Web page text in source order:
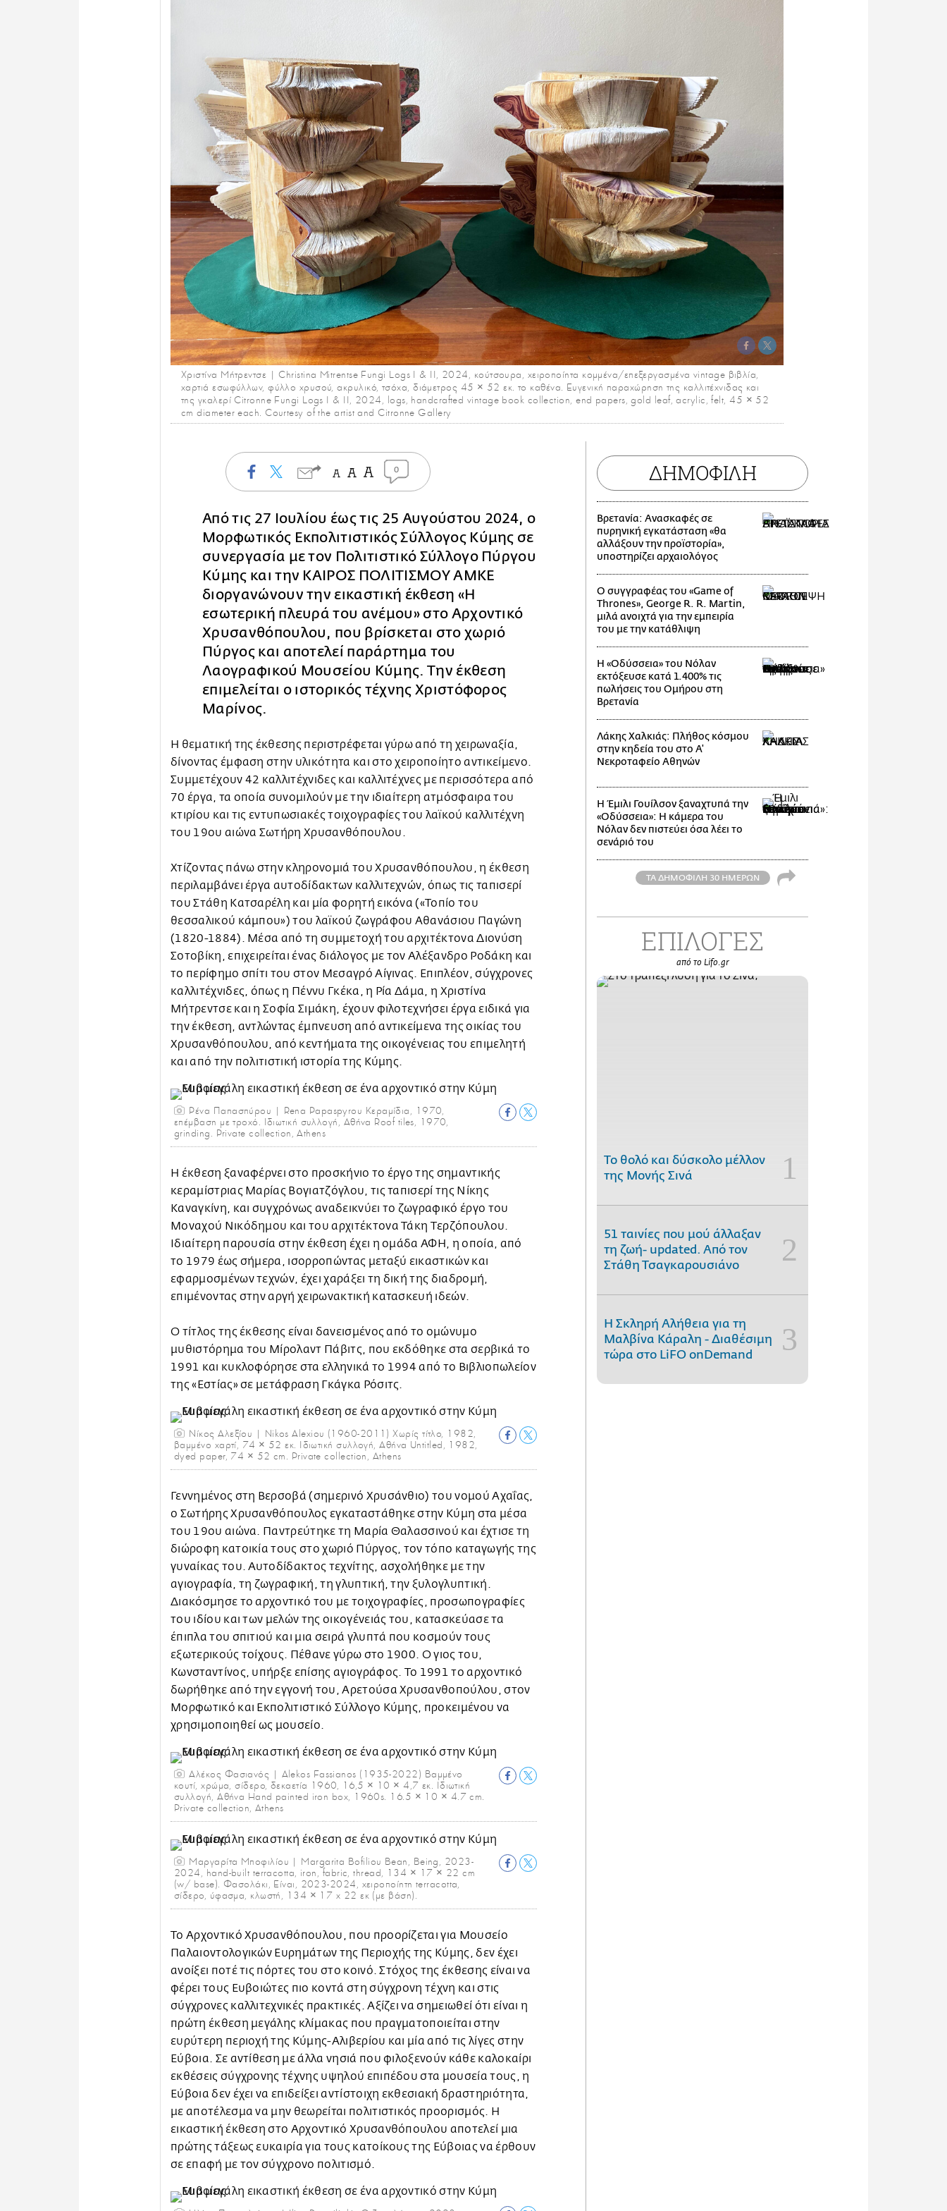
Χριστίνα Μήτρεντσε | Christina Mitrentse Fungi Logs I & II, 2024, κούτσουρα, χειροποίητα κομμένα/επεξεργασμένα vintage βιβλία,
χαρτιά εσωφύλλων, φύλλο χρυσού, ακρυλικό, τσόχα, διάμετρος 45 × 52 εκ. το καθένα. Ευγενική παραχώρηση της καλλιτέχνιδας και
της γκαλερί Citronne Fungi Logs I & II, 2024, logs, handcrafted vintage book collection, end papers, gold leaf, acrylic, felt, 45 × 52
cm diameter each. Courtesy of the artist and Citronne Gallery
0
Από τις 27 Ιουλίου έως τις 25 Αυγούστου 2024, ο
Μορφωτικός Εκπολιτιστικός Σύλλογος Κύμης σε
συνεργασία με τον Πολιτιστικό Σύλλογο Πύργου
Κύμης και την ΚΑΙΡΟΣ ΠΟΛΙΤΙΣΜΟΥ ΑΜΚΕ
διοργανώνουν την εικαστική έκθεση «Η
εσωτερική πλευρά του ανέμου» στο Αρχοντικό
Χρυσανθόπουλου, που βρίσκεται στο χωριό
Πύργος και αποτελεί παράρτημα του
Λαογραφικού Μουσείου Κύμης. Την έκθεση
επιμελείται ο ιστορικός τέχνης Χριστόφορος
Μαρίνος.
Η θεματική της έκθεσης περιστρέφεται γύρω από τη χειρωναξία,
δίνοντας έμφαση στην υλικότητα και στο χειροποίητο αντικείμενο.
Συμμετέχουν 42 καλλιτέχνιδες και καλλιτέχνες με περισσότερα από
70 έργα, τα οποία συνομιλούν με την ιδιαίτερη ατμόσφαιρα του
κτιρίου και τις εντυπωσιακές τοιχογραφίες του λαϊκού καλλιτέχνη
του 19ου αιώνα Σωτήρη Χρυσανθόπουλου.
Χτίζοντας πάνω στην κληρονομιά του Χρυσανθόπουλου, η έκθεση
περιλαμβάνει έργα αυτοδίδακτων καλλιτεχνών, όπως τις ταπισερί
του Στάθη Κατσαρέλη και μία φορητή εικόνα («Τοπίο του
θεσσαλικού κάμπου») του λαϊκού ζωγράφου Αθανάσιου Παγώνη
(1820-1884). Μέσα από τη συμμετοχή του αρχιτέκτονα Διονύση
Σοτοβίκη, επιχειρείται ένας διάλογος με τον Αλέξανδρο Ροδάκη και
το περίφημο σπίτι του στον Μεσαγρό Αίγινας. Επιπλέον, σύγχρονες
καλλιτέχνιδες, όπως η Πέννυ Γκέκα, η Ρία Δάμα, η Χριστίνα
Μήτρεντσε και η Σοφία Σιμάκη, έχουν φιλοτεχνήσει έργα ειδικά για
την έκθεση, αντλώντας έμπνευση από αντικείμενα της οικίας του
Χρυσανθόπουλου, από κεντήματα της οικογένειας του επιμελητή
και από την πολιτιστική ιστορία της Κύμης.
Ρένα Παπασπύρου | Rena Papaspyrou Κεραμίδια, 1970,
επέμβαση με τροχό. Ιδιωτική συλλογή, Αθήνα Roof tiles, 1970,
grinding. Private collection, Athens
Η έκθεση ξαναφέρνει στο προσκήνιο το έργο της σημαντικής
κεραμίστριας Μαρίας Βογιατζόγλου, τις ταπισερί της Νίκης
Καναγκίνη, και συγχρόνως αναδεικνύει το ζωγραφικό έργο του
Μοναχού Νικόδημου και του αρχιτέκτονα Τάκη Τερζόπουλου.
Ιδιαίτερη παρουσία στην έκθεση έχει η ομάδα ΑΦΗ, η οποία, από
το 1979 έως σήμερα, ισορροπώντας μεταξύ εικαστικών και
εφαρμοσμένων τεχνών, έχει χαράξει τη δική της διαδρομή,
επιμένοντας στην αργή χειρωνακτική κατασκευή ιδεών.
Ο τίτλος της έκθεσης είναι δανεισμένος από το ομώνυμο
μυθιστόρημα του Μίρολαντ Πάβιτς, που εκδόθηκε στα σερβικά το
1991 και κυκλοφόρησε στα ελληνικά το 1994 από το Βιβλιοπωλείον
της «Εστίας» σε μετάφραση Γκάγκα Ρόσιτς.
Νίκος Αλεξίου | Nikos Alexiou (1960-2011) Χωρίς τίτλο, 1982,
βαμμένο χαρτί, 74 × 52 εκ. Ιδιωτική συλλογή, Αθήνα Untitled, 1982,
dyed paper, 74 × 52 cm. Private collection, Athens
Γεννημένος στη Βερσοβά (σημερινό Χρυσάνθιο) του νομού Αχαΐας,
ο Σωτήρης Χρυσανθόπουλος εγκαταστάθηκε στην Κύμη στα μέσα
του 19ου αιώνα. Παντρεύτηκε τη Μαρία Θαλασσινού και έχτισε τη
διώροφη κατοικία τους στο χωριό Πύργος, τον τόπο καταγωγής της
γυναίκας του. Αυτοδίδακτος τεχνίτης, ασχολήθηκε με την
αγιογραφία, τη ζωγραφική, τη γλυπτική, την ξυλογλυπτική.
Διακόσμησε το αρχοντικό του με τοιχογραφίες, προσωπογραφίες
του ιδίου και των μελών της οικογένειάς του, κατασκεύασε τα
έπιπλα του σπιτιού και μια σειρά γλυπτά που κοσμούν τους
εξωτερικούς τοίχους. Πέθανε γύρω στο 1900. Ο γιος του,
Κωνσταντίνος, υπήρξε επίσης αγιογράφος. Το 1991 το αρχοντικό
δωρήθηκε από την εγγονή του, Αρετούσα Χρυσανθοπούλου, στον
Μορφωτικό και Εκπολιτιστικό Σύλλογο Κύμης, προκειμένου να
χρησιμοποιηθεί ως μουσείο.
Αλέκος Φασιανός | Alekos Fassianos (1935-2022) Βαμμένο
κουτί, χρώμα, σίδερο, δεκαετία 1960, 16,5 × 10 × 4,7 εκ. Ιδιωτική
συλλογή, Αθήνα Hand painted iron box, 1960s. 16.5 × 10 × 4.7 cm.
Private collection, Athens
Μαργαρίτα Μποφιλίου | Margarita Bofiliou Bean, Βeing, 2023-
2024, hand-built terracotta, iron, fabric, thread, 134 × 17 × 22 cm
(w/ base). Φασολάκι, Eίναι, 2023-2024, χειροποίητη terracotta,
σίδερο, ύφασμα, κλωστή, 134 × 17 x 22 εκ (με βάση).
Το Αρχοντικό Χρυσανθόπουλου, που προορίζεται για Μουσείο
Παλαιοντολογικών Ευρημάτων της Περιοχής της Κύμης, δεν έχει
ανοίξει ποτέ τις πόρτες του στο κοινό. Στόχος της έκθεσης είναι να
φέρει τους Ευβοιώτες πιο κοντά στη σύγχρονη τέχνη και στις
σύγχρονες καλλιτεχνικές πρακτικές. Αξίζει να σημειωθεί ότι είναι η
πρώτη έκθεση μεγάλης κλίμακας που πραγματοποιείται στην
ευρύτερη περιοχή της Κύμης-Αλιβερίου και μία από τις λίγες στην
Εύβοια. Σε αντίθεση με άλλα νησιά που φιλοξενούν κάθε καλοκαίρι
εκθέσεις σύγχρονης τέχνης υψηλού επιπέδου στα μουσεία τους, η
Εύβοια δεν έχει να επιδείξει αντίστοιχη εκθεσιακή δραστηριότητα,
με αποτέλεσμα να μην θεωρείται πολιτιστικός προορισμός. Η
εικαστική έκθεση στο Αρχοντικό Χρυσανθόπουλου αποτελεί μια
πρώτης τάξεως ευκαιρία για τους κατοίκους της Εύβοιας να έρθουν
σε επαφή με τον σύγχρονο πολιτισμό.
ΔΗΜΟΦΙΛΗ
Βρετανία: Ανασκαφές σε
πυρηνική εγκατάσταση «θα
αλλάξουν την προϊστορία»,
υποστηρίζει αρχαιολόγος
Ο συγγραφέας του «Game of
Thrones», George R. R. Martin,
μιλά ανοιχτά για την εμπειρία
του με την κατάθλιψη
Η «Οδύσσεια» του Νόλαν
εκτόξευσε κατά 1.400% τις
πωλήσεις του Ομήρου στη
Βρετανία
Λάκης Χαλκιάς: Πλήθος κόσμου
στην κηδεία του στο Α'
Νεκροταφείο Αθηνών
Η Έμιλι Γουίλσον ξαναχτυπά την
«Οδύσσεια»: Η κάμερα του
Νόλαν δεν πιστεύει όσα λέει το
σενάριό του
ΤΑ ΔΗΜΟΦΙΛΗ 30 ΗΜΕΡΩΝ
ΕΠΙΛΟΓΕΣ
από το Lifo.gr
Το θολό και δύσκολο μέλλον
της Μονής Σινά
51 ταινίες που μού άλλαξαν
τη ζωή- updated. Aπό τον
Στάθη Τσαγκαρουσιάνο
Η Σκληρή Αλήθεια για τη
Μαλβίνα Κάραλη - Διαθέσιμη
τώρα στo LiFO onDemand